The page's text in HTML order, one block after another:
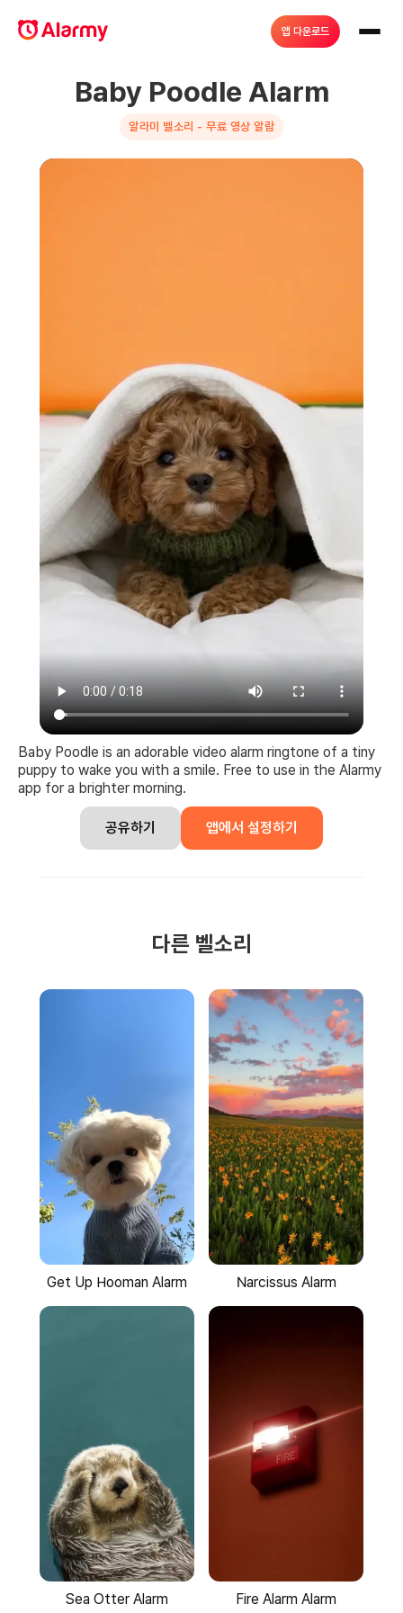
앱 다운로드
Baby Poodle Alarm
알라미 벨소리 - 무료 영상 알람
Baby Poodle is an adorable video alarm ringtone of a tiny
puppy to wake you with a smile. Free to use in the Alarmy
app for a brighter morning.
공유하기 앱에서 설정하기
다른 벨소리
Get Up Hooman Alarm Narcissus Alarm
Sea Otter Alarm Fire Alarm Alarm